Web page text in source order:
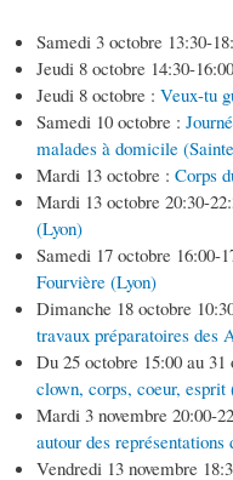
Samedi 3 octobre 13:30-
Jeudi 8 octobre 14:30-
Jeudi 8 octobre : Veux-tu
Samedi 10 octobre :
malades à domicile
Mardi 13 octobre : Corps
Mardi 13 octobre 20:30-
(Lyon)
Samedi 17 octobre 16:00-
Fourvière (Lyon)
Dimanche 18 octobre
travaux préparatoires des
Du 25 octobre 15:00 au 31
clown, corps, coeur,
Mardi 3 novembre 20:00-
autour des représentations
Vendredi 13 novembre